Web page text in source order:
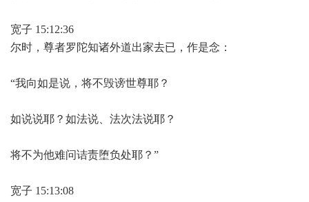
宽子 15:12:36
尔时，尊者罗陀知诸外道出家去已，作是念：
“我向如是说，将不毁谤世尊耶？
如说说耶？如法说、法次法说耶？
将不为他难问诘责堕负处耶？”
宽子 15:13:08